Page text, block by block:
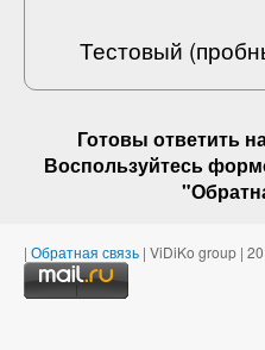
Тестовый
Готовы ответить
Воспользуйтесь
"
| Обратная связь | ViDiKo group |